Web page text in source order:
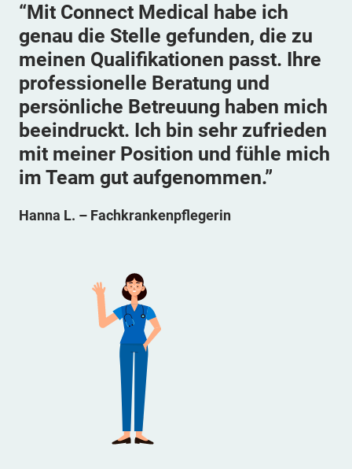
“Mit Connect Medical habe ich
genau die Stelle gefunden, die zu
meinen Qualifikationen passt. Ihre
professionelle Beratung und
persönliche Betreuung haben mich
beeindruckt. Ich bin sehr zufrieden
mit meiner Position und fühle mich
im Team gut aufgenommen.”
Hanna L. – Fachkrankenpflegerin